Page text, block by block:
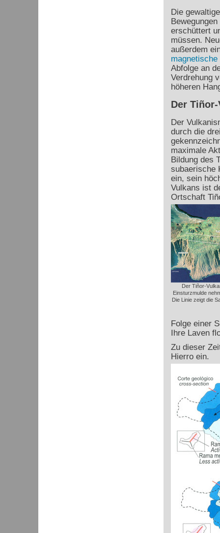
Die
erschüttert
müssen.
außerdem
Abfolge an
Verdrehung
höheren
Der
Der
durch die
maximale
Bildung des
subaerische
ein, sein
Vulkans ist
Ortschaft
Der Tiñor-
Einsturzmulde
Die Linie zeigt die
Folge einer
Ihre Laven
Zu dieser
Hierro ein.